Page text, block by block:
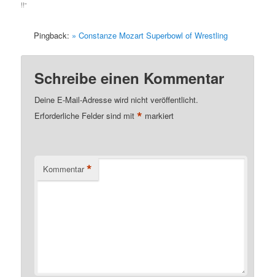
!!“
Pingback: » Constanze Mozart Superbowl of Wrestling
Schreibe einen Kommentar
Deine E-Mail-Adresse wird nicht veröffentlicht.
Erforderliche Felder sind mit* markiert
Kommentar *